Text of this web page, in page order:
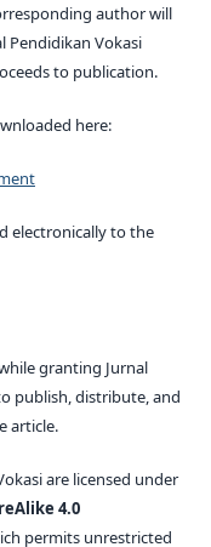
author will
Pendidikan Vokasi
to publication.
here:
electronically to the
granting Jurnal
publish, distribute, and
article.
are licensed under
4.0
permits unrestricted